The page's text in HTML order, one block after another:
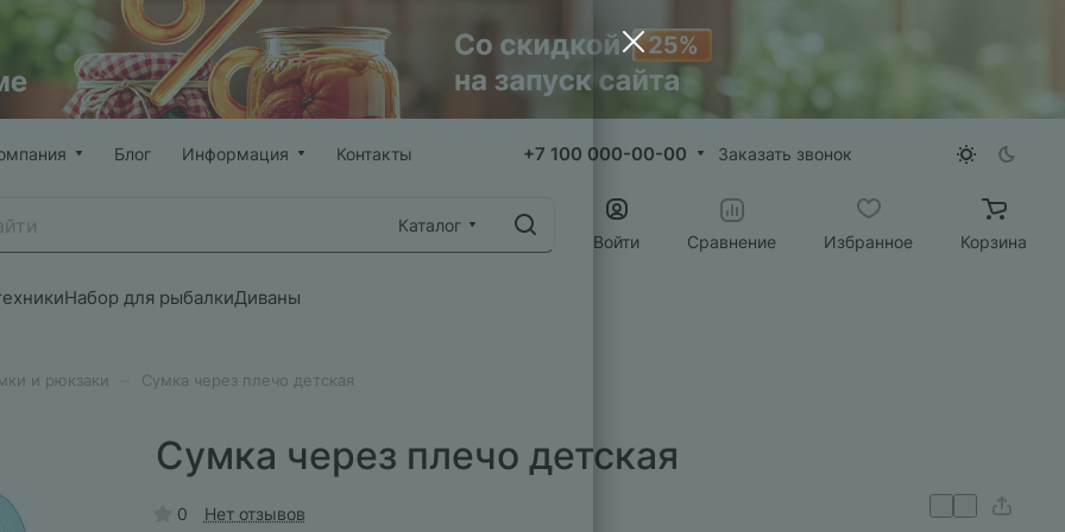
Блог Информация Контакты +7 100 000-00-00 Заказать звонок
Каталог
Войти
Сравнение Избранное Корзина
Набор для рыбалкиДиваны
и рюкзаки Сумка через плечо детская
Сумка через плечо детская
0 Нет отзывов